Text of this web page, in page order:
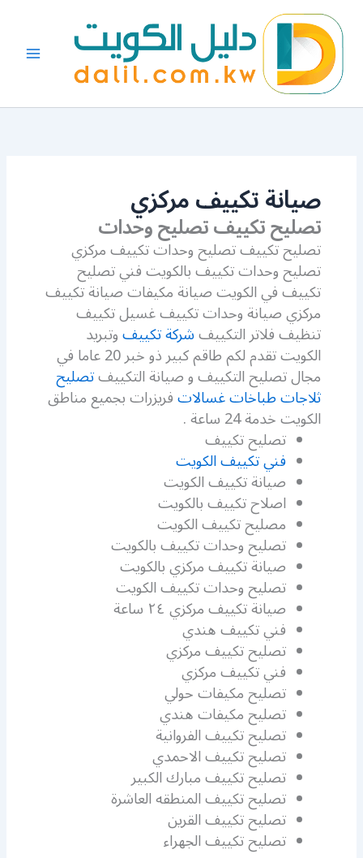
المحتوى
صيانة تكييف مركزي
تصليح تكييف تصليح وحدات
تصليح تكييف تصليح وحدات تكييف مركزي
تصليح وحدات تكييف بالكويت فني تصليح
تكييف في الكويت صيانة مكيفات صيانة تكييف
مركزي صيانة وحدات تكييف غسيل تكييف
تنظيف فلاتر التكييفشركة تكييفوتبريد
الكويت تقدم لكم طاقم كبير ذو خبر 20 عاما في
مجال تصليح التكييف و صيانة التكييفتصليح
ثلاجات طباخات غسالاتفريزرات بجميع مناطق
الكويت خدمة 24 ساعة .
تصليح تكييف
فني تكييف الكويت
صيانة تكييف الكويت
اصلاح تكييف بالكويت
مصليح تكييف الكويت
تصليح وحدات تكييف بالكويت
صيانة تكييف مركزي بالكويت
تصليح وحدات تكييف الكويت
صيانة تكييف مركزي ٢٤ ساعة
فني تكييف هندي
تصليح تكييف مركزي
فني تكييف مركزي
تصليح مكيفات حولي
تصليح مكيفات هندي
تصليح تكييف الفروانية
تصليح تكييف الاحمدي
تصليح تكييف مبارك الكبير
تصليح تكييف المنطقه العاشرة
تصليح تكييف القرين
تصليح تكييف الجهراء